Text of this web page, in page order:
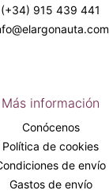
(+34) 915 439 441
Más información
Conócenos
Política de cookies
de envío
Gastos de envío